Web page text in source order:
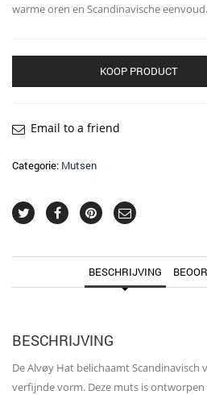
warme oren en Scandinavische eenvoud.
KOOP PRODUCT
Email to a friend
Categorie: Mutsen
BESCHRIJVING
BESCHRIJVING
De Alvøy Hat belichaamt Scandinavisch
verfijnde vorm. Deze muts is